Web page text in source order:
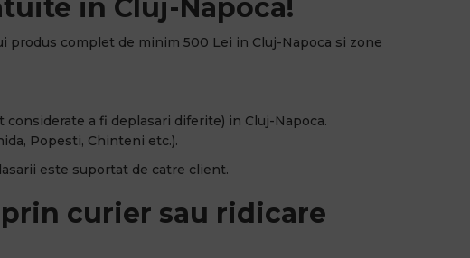
in Cluj-Napoca!
produs complet de minim 500 Lei in Cluj-Napoca si zone
a fi deplasari diferite) in Cluj-Napoca.
Popesti, Chinteni etc.).
este suportat de catre client.
curier sau ridicare